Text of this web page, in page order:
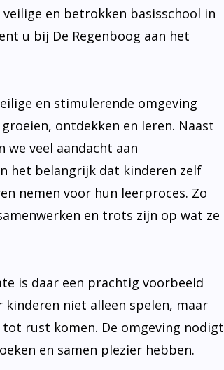
en betrokken basisschool in
u bij De Regenboog aan het
en stimulerende omgeving
ontdekken en leren. Naast
we veel aandacht aan
het belangrijk dat kinderen zelf
nemen voor hun leerproces. Zo
en trots zijn op wat ze
is daar een prachtig voorbeeld
kinderen niet alleen spelen, maar
rust komen. De omgeving nodigt
en samen plezier hebben.